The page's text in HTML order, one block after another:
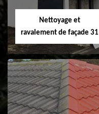
Velux 31
Nettoyage et
ravalement de façade 31
Nettoyage et